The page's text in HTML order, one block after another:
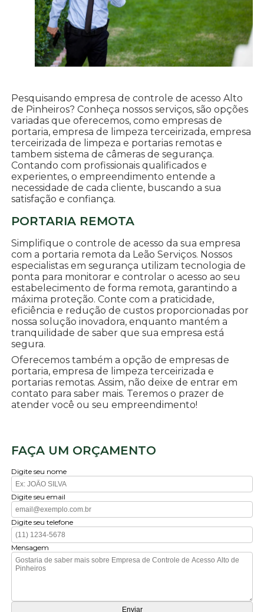
Pesquisando empresa de controle de acesso Alto
de Pinheiros? Conheça nossos serviços, são opções
variadas que oferecemos, como empresas de
portaria, empresa de limpeza terceirizada, empresa
terceirizada de limpeza e portarias remotas e
tambem sistema de câmeras de segurança.
Contando com profissionais qualificados e
experientes, o empreendimento entende a
necessidade de cada cliente, buscando a sua
satisfação e confiança.
PORTARIA REMOTA
Simplifique o controle de acesso da sua empresa
com a portaria remota da Leão Serviços. Nossos
especialistas em segurança utilizam tecnologia de
ponta para monitorar e controlar o acesso ao seu
estabelecimento de forma remota, garantindo a
máxima proteção. Conte com a praticidade,
eficiência e redução de custos proporcionadas por
nossa solução inovadora, enquanto mantém a
tranquilidade de saber que sua empresa está
segura.
Oferecemos também a opção de empresas de
portaria, empresa de limpeza terceirizada e
portarias remotas. Assim, não deixe de entrar em
contato para saber mais. Teremos o prazer de
atender você ou seu empreendimento!
FAÇA UM ORÇAMENTO
Digite seu nome
Digite seu email
Digite seu telefone
Mensagem